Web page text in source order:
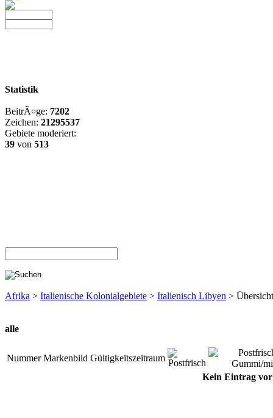
Statistik
BeitrÃ¤ge: 7202
Zeichen: 21295537
Gebiete moderiert:
39 von 513
Afrika > Italienische Kolonialgebiete > Italienisch Libyen > Übersicht
alle
Nummer Markenbild Gültigkeitszeitraum
Kein Eintrag